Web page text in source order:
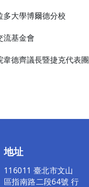
多大學博爾德分校
流基金會
韋德齊議長暨捷克代表團
地址
116011 臺北市文山
區指南路二段64號 行